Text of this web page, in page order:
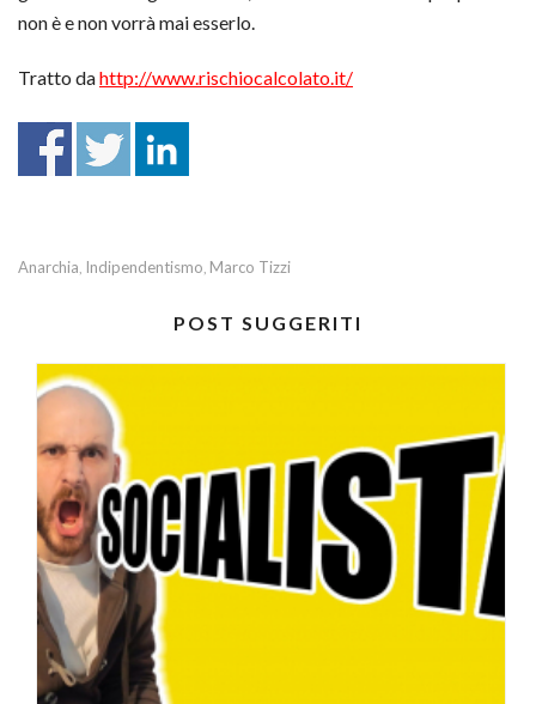
non è e non vorrà mai esserlo.
Tratto dahttp://www.rischiocalcolato.it/
Anarchia Indipendentismo Marco Tizzi
POST SUGGERITI